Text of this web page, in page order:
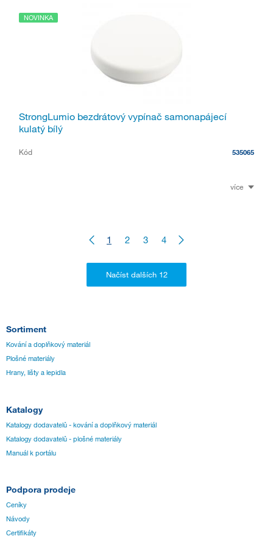
NOVINKA
StrongLumio bezdrátový vypínač samonapájecí
kulatý bílý
Kód 535065
více
1 2 3 4
Sortiment
Kování a doplňkový materiál
Plošné materiály
Hrany, lišty a lepidla
Katalogy
Katalogy dodavatelů - kování a doplňkový materiál
Katalogy dodavatelů - plošné materiály
Manuál k portálu
Podpora prodeje
Ceníky
Návody
Certifikáty